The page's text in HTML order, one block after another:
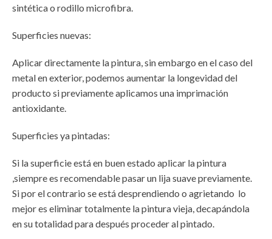
sintética o rodillo microfibra.
Superficies nuevas:
Aplicar directamente la pintura, sin embargo en el caso del
metal en exterior, podemos aumentar la longevidad del
producto si previamente aplicamos una imprimación
antioxidante.
Superficies ya pintadas:
Si la superficie está en buen estado aplicar la pintura
,siempre es recomendable pasar un lija suave previamente.
Si por el contrario se está desprendiendo o agrietando lo
mejor es eliminar totalmente la pintura vieja, decapándola
en su totalidad para después proceder al pintado.